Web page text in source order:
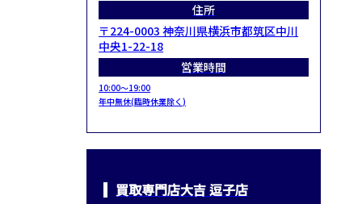
住所
〒224-0003 神奈川県横浜市都筑区中川
中央1-22-18
営業時間
10:00～19:00
年中無休(臨時休業除く)
買取専門店大吉 逗子店